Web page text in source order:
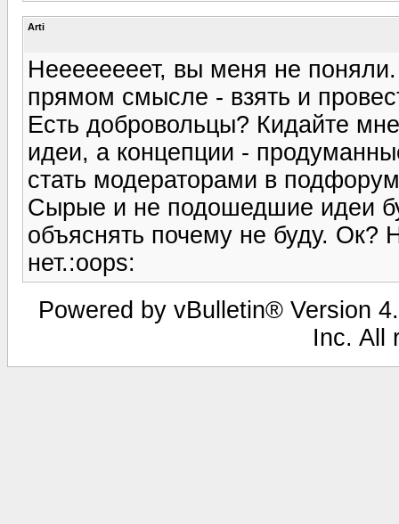
Arti
Неееееееет, вы меня не
прямом смысле - взять и
Есть добровольцы? Кидайте
идеи, а концепции -
стать модераторами в
Сырые и не подошедшие идеи
объяснять почему не буду. Ок?
нет.:oops:
Powered by vBulletin® Version
Inc. All